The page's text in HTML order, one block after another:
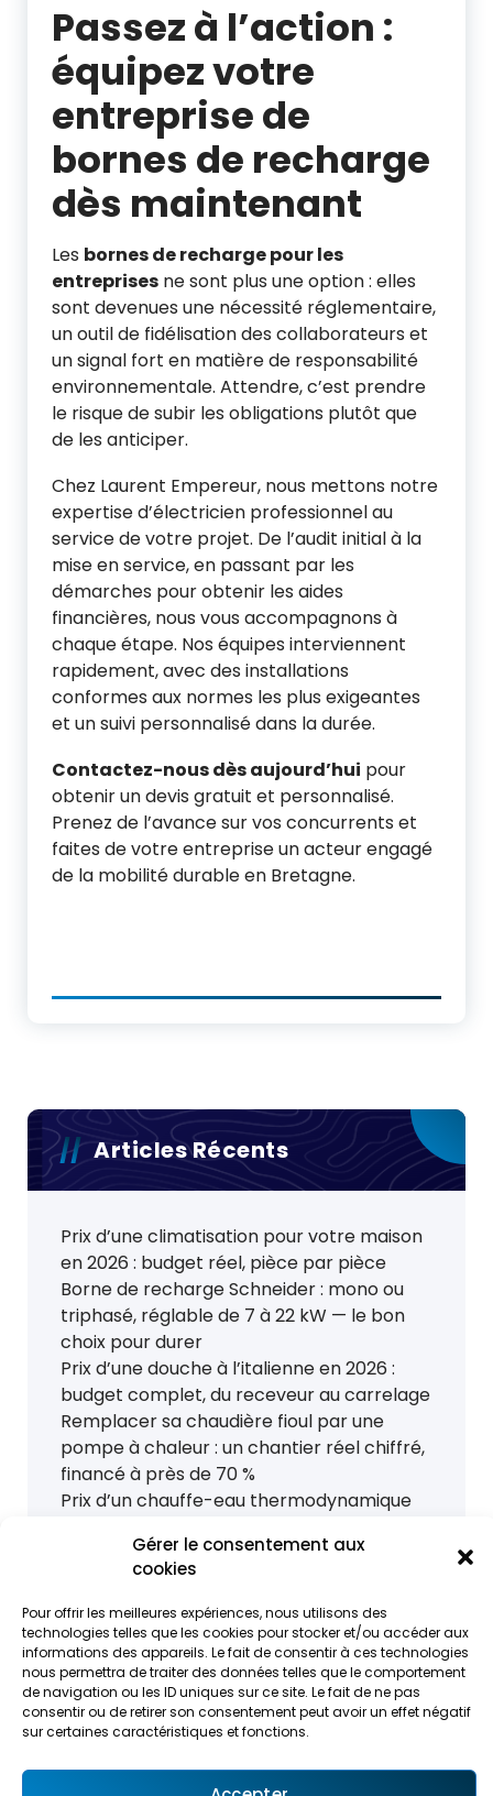
Gérer le consentement aux
cookies
Pour offrir les meilleures expériences, nous utilisons des
technologies telles que les cookies pour stocker et/ou accéder aux
informations des appareils. Le fait de consentir à ces technologies
nous permettra de traiter des données telles que le comportement
de navigation ou les ID uniques sur ce site. Le fait de ne pas
consentir ou de retirer son consentement peut avoir un effet négatif
sur certaines caractéristiques et fonctions.
Passez à l’action :
équipez votre
entreprise de
bornes de recharge
dès maintenant
Les bornes de recharge pour les
entreprises ne sont plus une option : elles
sont devenues une nécessité réglementaire,
un outil de fidélisation des collaborateurs et
un signal fort en matière de responsabilité
environnementale. Attendre, c’est prendre
le risque de subir les obligations plutôt que
de les anticiper.
Chez Laurent Empereur, nous mettons notre
expertise d’électricien professionnel au
service de votre projet. De l’audit initial à la
mise en service, en passant par les
démarches pour obtenir les aides
financières, nous vous accompagnons à
chaque étape. Nos équipes interviennent
rapidement, avec des installations
conformes aux normes les plus exigeantes
et un suivi personnalisé dans la durée.
Contactez-nous dès aujourd’hui pour
obtenir un devis gratuit et personnalisé.
Prenez de l’avance sur vos concurrents et
faites de votre entreprise un acteur engagé
de la mobilité durable en Bretagne.
Articles Récents
Prix d’une climatisation pour votre maison
en 2026 : budget réel, pièce par pièce
Borne de recharge Schneider : mono ou
triphasé, réglable de 7 à 22 kW — le bon
choix pour durer
Prix d’une douche à l’italienne en 2026 :
budget complet, du receveur au carrelage
Remplacer sa chaudière fioul par une
pompe à chaleur : un chantier réel chiffré,
financé à près de 70 %
Prix d’un chauffe-eau thermodynamique
L'entreprise Laurent Empereur a 12 ans